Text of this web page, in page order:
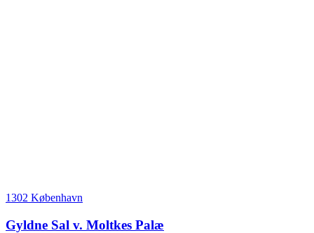
1302 København
Gyldne Sal v. Moltkes Palæ